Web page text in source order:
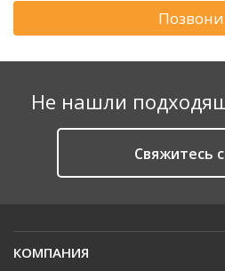
Не нашли
Cвяжитесь
КОМПАНИЯ